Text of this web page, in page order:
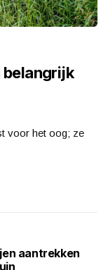
belangrijk
voor het oog; ze
aantrekken